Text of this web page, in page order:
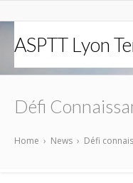
ASPTT Lyon
Défi
Home › News › Défi